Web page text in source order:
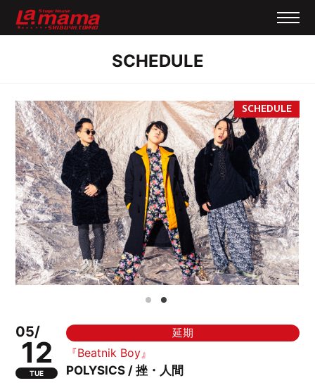
SCHEDULE
05/
12
TUE
延期
『Beatnik Boy』
POLYSICS / 挫・人間